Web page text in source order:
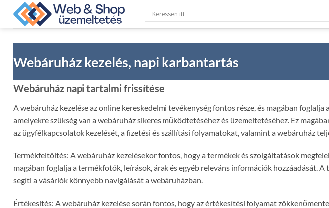
content
Webáruház kezelés, napi karbantartás
Webáruház napi tartalmi frissítése
A webáruház kezelése az online kereskedelmi tevékenység fontos része, és magában
amelyekre szükség van a webáruház sikeres működtetéséhez és üzemeltetéséhez. Ez
az ügyfélkapcsolatok kezelését, a fizetési és szállítási folyamatokat, valamint a webáruház
Termékfeltöltés: A webáruház kezelésekor fontos, hogy a termékek és szolgáltatások
magában foglalja a termékfotók, leírások, árak és egyéb releváns információk hozzáadását.
segíti a vásárlók könnyebb navigálását a webáruházban.
Értékesítés: A webáruház kezelése során fontos, hogy az értékesítési folyamat